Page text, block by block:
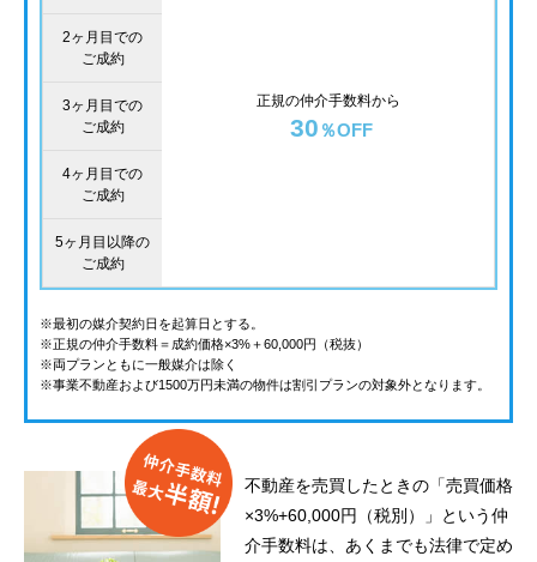
正規の仲介手数料から
30 ％OFF
2ヶ月目での
ご成約
3ヶ月目での
ご成約
4ヶ月目での
ご成約
5ヶ月目以降の
ご成約
※最初の媒介契約日を起算日とする。
※正規の仲介手数料＝成約価格×3%＋60,000円（税抜）
※両プランともに一般媒介は除く
※事業不動産および1500万円未満の物件は割引プランの対象外となります。
不動産を売買したときの「売買価格
×3%+60,000円（税別）」という仲
介手数料は、あくまでも法律で定め